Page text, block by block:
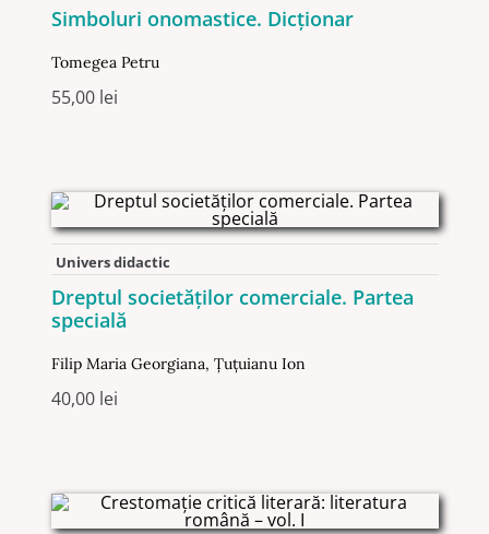
Simboluri onomastice. Dicţionar
Tomegea Petru
55,00 lei
Univers didactic
Dreptul societăților comerciale. Partea
specială
Filip Maria Georgiana, Țuțuianu Ion
40,00 lei